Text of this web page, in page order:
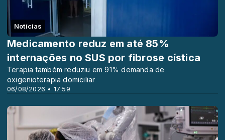
Notícias
06/08/2026 • 17:59
Medicamento reduz em até 85%
internações no SUS por fibrose cística
Terapia também reduziu em 91% demanda de
oxigenioterapia domiciliar